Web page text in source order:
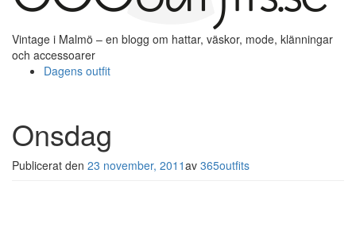
Vintage i Malmö – en blogg om hattar, väskor, mode, klänningar
och accessoarer
Dagens outfit
Onsdag
Publicerat den 23 november, 2011av 365outfits